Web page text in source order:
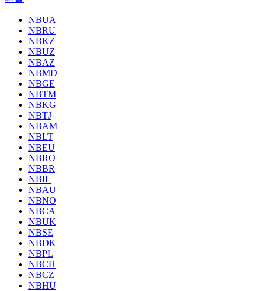
NBUA
NBRU
NBKZ
NBUZ
NBAZ
NBMD
NBGE
NBTM
NBKG
NBTJ
NBAM
NBLT
NBEU
NBRO
NBBR
NBIL
NBAU
NBNO
NBCA
NBUK
NBSE
NBDK
NBPL
NBCH
NBCZ
NBHU